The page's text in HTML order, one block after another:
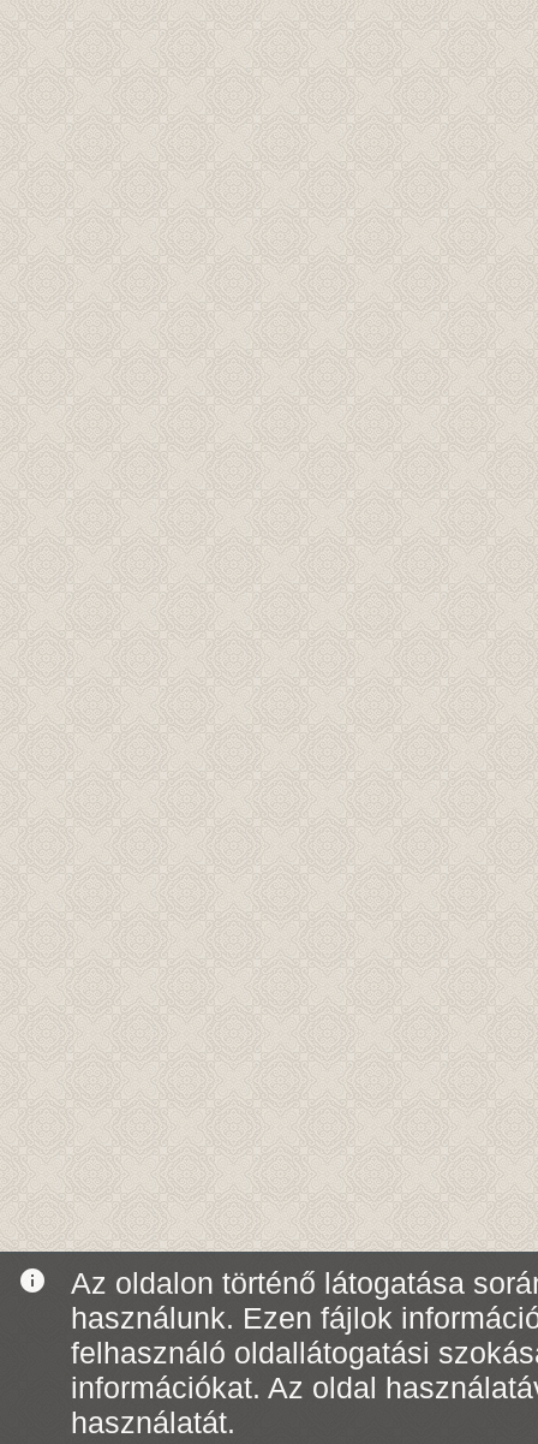
info
Az oldalon történő látogatása
használunk. Ezen fájlok
felhasználó oldallátogatási
információkat. Az oldal
használatát.